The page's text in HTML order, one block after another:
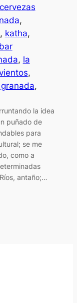
cervezas
, katha
, la
la idea
puñado de
para
se me
como a
antaño;…